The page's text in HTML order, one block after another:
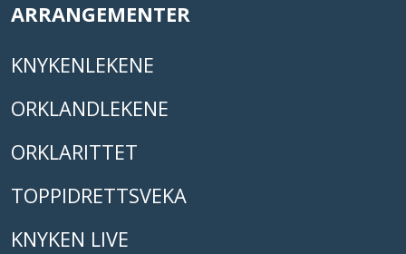
ARRANGEMENTER
KNYKENLEKENE
ORKLANDLEKENE
ORKLARITTET
TOPPIDRETTSVEKA
KNYKEN LIVE